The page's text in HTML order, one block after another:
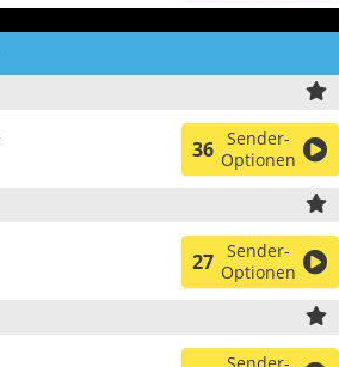
36 Sender-
Optionen
27 Sender-
Optionen